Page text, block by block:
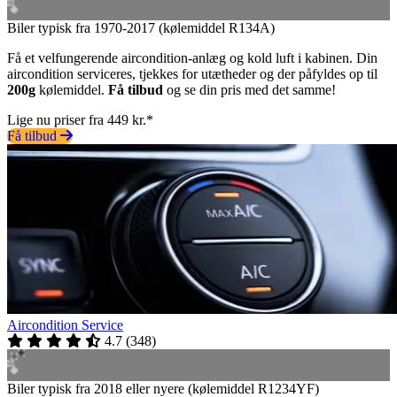
Biler typisk fra 1970-2017 (kølemiddel R134A)
Få et velfungerende aircondition-anlæg og kold luft i kabinen. Din
aircondition serviceres, tjekkes for utætheder og der påfyldes op til
200g kølemiddel. Få tilbud og se din pris med det samme!
Lige nu priser fra 449 kr.*
Få tilbud
Aircondition Service
4.7 (348)
Biler typisk fra 2018 eller nyere (kølemiddel R1234YF)